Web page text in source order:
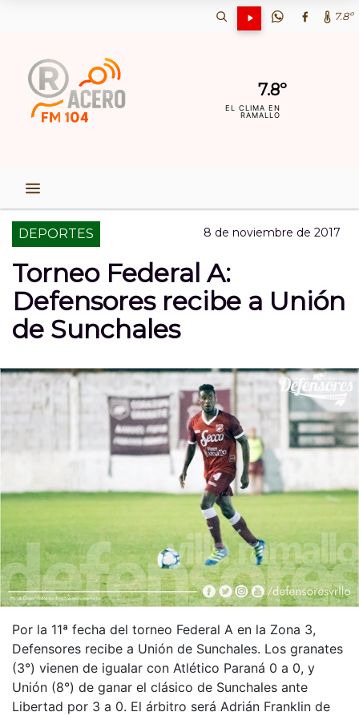
7.8º
7.8º
EL CLIMA EN
RAMALLO
DEPORTES 8 de noviembre de 2017
Torneo Federal A:
Defensores recibe a Unión
de Sunchales
Por la 11ª fecha del torneo Federal A en la Zona 3,
Defensores recibe a Unión de Sunchales. Los granates
(3°) vienen de igualar con Atlético Paraná 0 a 0, y
Unión (8°) de ganar el clásico de Sunchales ante
Libertad por 3 a 0. El árbitro será Adrián Franklin de